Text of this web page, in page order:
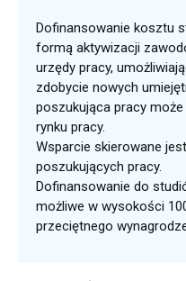
Dofinansowanie kosztu
formą aktywizacji
urzędy pracy,
zdobycie nowych
poszukująca pracy
rynku pracy.
Wsparcie skierowane
poszukujących pracy.
Dofinansowanie do
możliwe w wysokości
przeciętnego